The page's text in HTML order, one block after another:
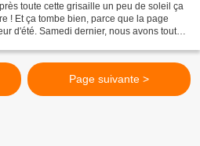
toute cette grisaille un peu de soleil ça
! Et ça tombe bien, parce que la page
d'été. Samedi dernier, nous avons toutes
Page suivante >